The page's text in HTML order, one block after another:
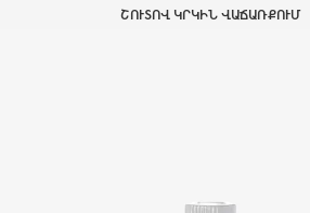
ՇՈՒՏՈՎ ԿՐԿԻՆ ՎԱՃԱՌՔՈՒՄ